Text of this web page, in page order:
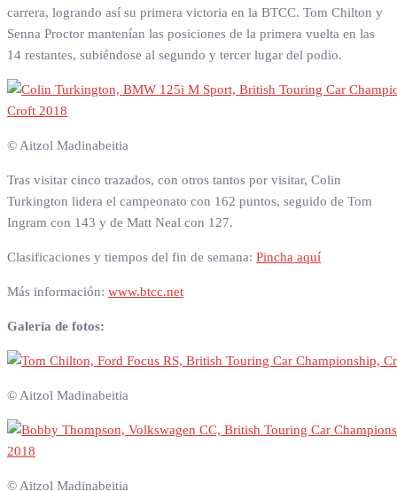
carrera, logrando así su primera victoria en la BTCC. Tom Chilton y
Senna Proctor mantenían las posiciones de la primera vuelta en las
14 restantes, subiéndose al segundo y tercer lugar del podio.
© Aitzol Madinabeitia
Tras visitar cinco trazados, con otros tantos por visitar, Colin
Turkington lidera el campeonato con 162 puntos, seguido de Tom
Ingram con 143 y de Matt Neal con 127.
Clasificaciones y tiempos del fin de semana: Pincha aquí
Más información: www.btcc.net
Galería de fotos:
© Aitzol Madinabeitia
© Aitzol Madinabeitia